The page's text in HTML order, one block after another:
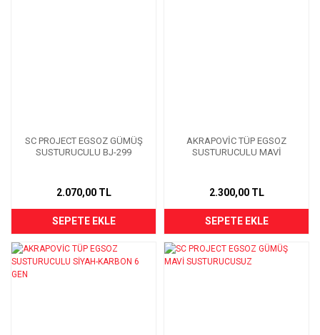
SC PROJECT EGSOZ GÜMÜŞ
SUSTURUCULU BJ-299
2.070,00 TL
SEPETE EKLE
AKRAPOVİC TÜP EGSOZ
SUSTURUCULU MAVİ
2.300,00 TL
SEPETE EKLE